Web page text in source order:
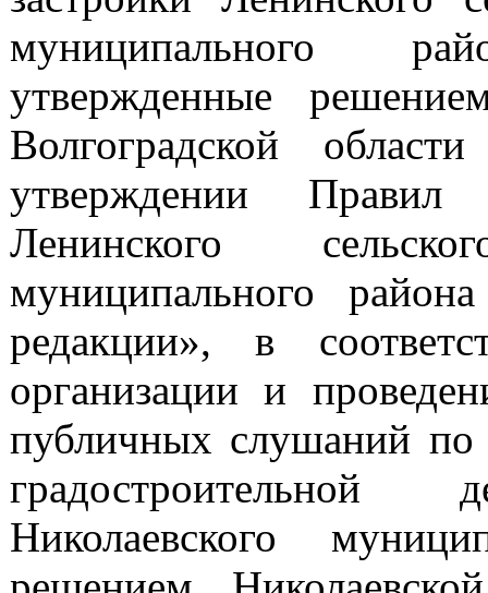
муниципального
утвержденные
Волгоградской
утверждении Правил
Ленинского
муниципального
редакции», в
организации и
публичных слушаний по
градостроительной
Николаевского